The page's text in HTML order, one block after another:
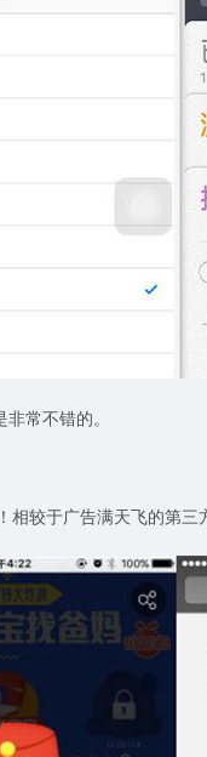
常不错的。
较于广告满天飞的第三